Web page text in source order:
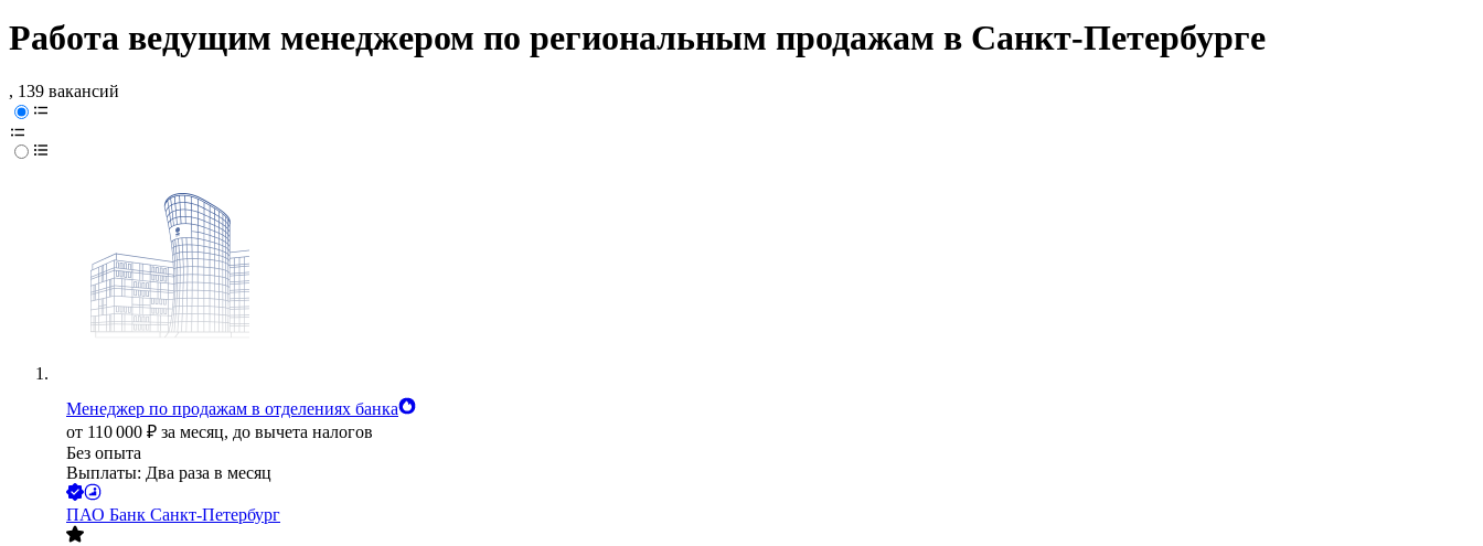
Работа ведущим менеджером по региональным продажам в Санкт-Петербурге
, 139 вакансий
Менеджер по продажам в отделениях банка
от 110 000 ₽ за месяц, до вычета налогов
Без опыта
Выплаты: Два раза в месяц
ПАО Банк Санкт-Петербург